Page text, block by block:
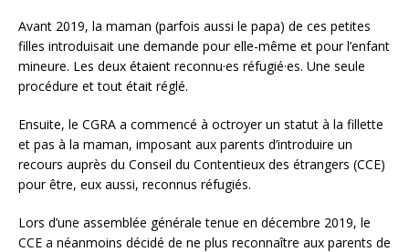
Avant 2019, la maman (parfois aussi le papa) de ces petites
filles introduisait une demande pour elle-même et pour l’enfant
mineure. Les deux étaient reconnu·es réfugié·es. Une seule
procédure et tout était réglé.
Ensuite, le CGRA a commencé à octroyer un statut à la fillette
et pas à la maman, imposant aux parents d’introduire un
recours auprès du Conseil du Contentieux des étrangers (CCE)
pour être, eux aussi, reconnus réfugiés.
Lors d’une assemblée générale tenue en décembre 2019, le
CCE a néanmoins décidé de ne plus reconnaître aux parents de